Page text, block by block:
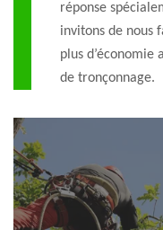
réponse
invitons de nous
plus
de tronçonnage.